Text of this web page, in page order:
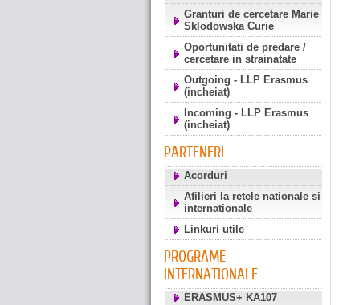
Granturi de cercetare Marie
Sklodowska Curie
Oportunitati de predare /
cercetare in strainatate
Outgoing - LLP Erasmus
(incheiat)
Incoming - LLP Erasmus
(incheiat)
PARTENERI
Acorduri
Afilieri la retele nationale si
internationale
Linkuri utile
PROGRAME
INTERNATIONALE
ERASMUS+ KA107